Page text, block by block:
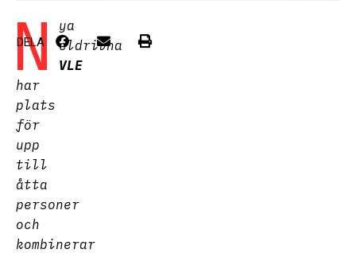
N
ya
eldrivna
VLE
har
plats
för
upp
till
åtta
personer
och
kombinerar
DELA